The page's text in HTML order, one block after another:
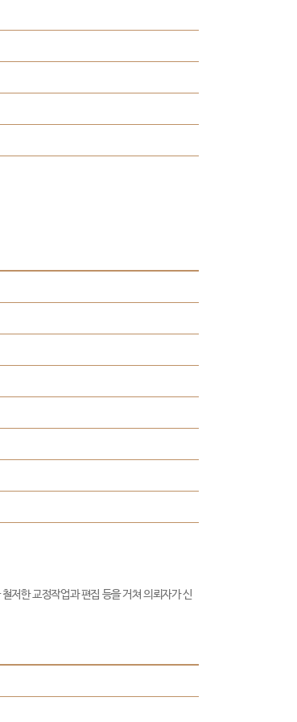
저한 교정작업과 편집 등을 거쳐 의뢰자가 신